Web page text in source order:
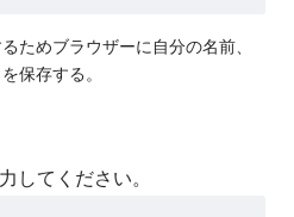
ためブラウザーに自分の名前、
保存する。
してください。